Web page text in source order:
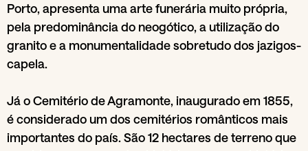
Porto, apresenta uma arte funerária muito própria,
pela predominância do neogótico, a utilização do
granito e a monumentalidade sobretudo dos jazigos-
capela.
Já o Cemitério de Agramonte, inaugurado em 1855,
é considerado um dos cemitérios românticos mais
importantes do país. São 12 hectares de terreno que